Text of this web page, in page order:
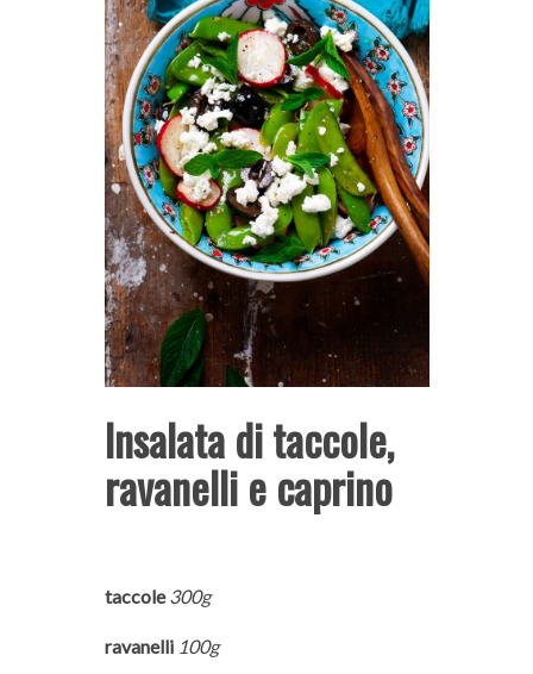
Insalata di taccole,
ravanelli e caprino
taccole 300g
ravanelli 100g